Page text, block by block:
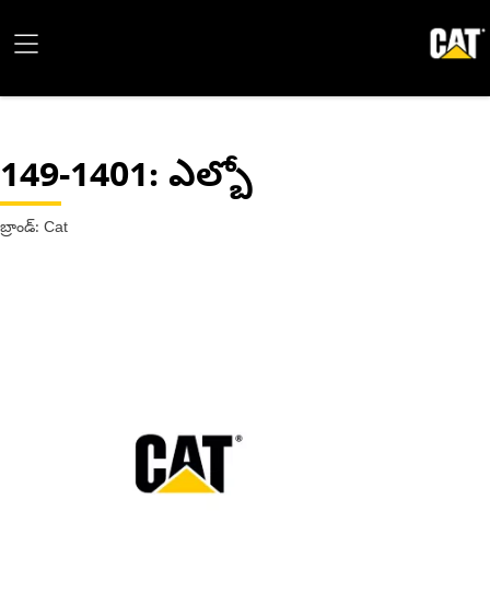
149-1401: ఎల్బో
బ్రాండ్: Cat